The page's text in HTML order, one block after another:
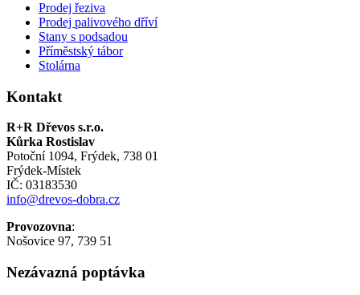
Prodej řeziva
Prodej palivového dříví
Stany s podsadou
Příměstský tábor
Stolárna
Kontakt
R+R Dřevos s.r.o.
Kůrka Rostislav
Potoční 1094, Frýdek, 738 01
Frýdek-Místek
IČ: 03183530
info@drevos-dobra.cz
Provozovna:
Nošovice 97, 739 51
Nezávazná poptávka